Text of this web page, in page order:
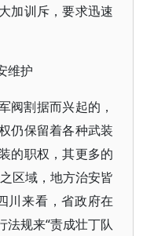
加训斥，要求迅速
维护
阀割据而兴起的，
仍保留着各种武装
的职权，其更多的
区域，地方治安皆
川来看，省政府在
法规来“责成壮丁队